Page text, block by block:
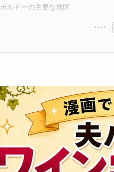
ボルドーの主要な地区